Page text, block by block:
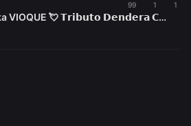
99 1 1
DJ Txapu aka VIOQUE 💘 𝗧𝗿𝗶𝗯𝘂𝘁𝗼 𝗗𝗲𝗻𝗱𝗲𝗿𝗮 𝗖𝗼𝘀𝗹𝗮𝗱𝗮 ✨ (Verano 2025) Vol.02 [28-08-2025] 🎉